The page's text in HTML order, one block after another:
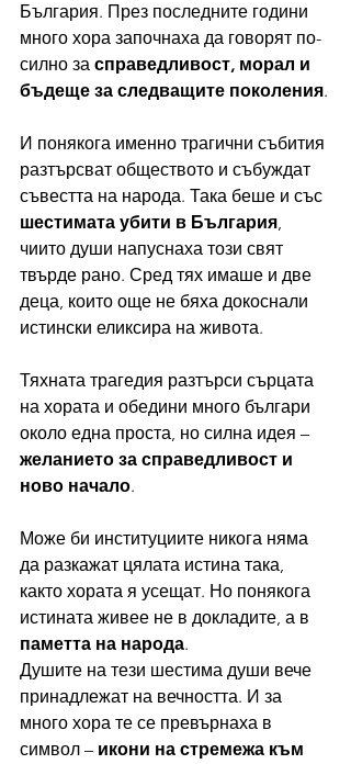
България. През последните години
много хора започнаха да говорят по-
силно за справедливост, морал и
бъдеще за следващите поколения.
И понякога именно трагични събития
разтърсват обществото и събуждат
съвестта на народа. Така беше и със
шестимата убити в България,
чиито души напуснаха този свят
твърде рано. Сред тях имаше и две
деца, които още не бяха докоснали
истински еликсира на живота.
Тяхната трагедия разтърси сърцата
на хората и обедини много българи
около една проста, но силна идея –
желанието за справедливост и
ново начало.
Може би институциите никога няма
да разкажат цялата истина така,
както хората я усещат. Но понякога
истината живее не в докладите, а в
паметта на народа.
Душите на тези шестима души вече
принадлежат на вечността. И за
много хора те се превърнаха в
символ – икони на стремежа към